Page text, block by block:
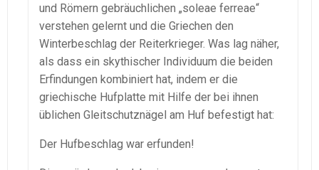
und Römern gebräuchlichen „soleae ferreae“
verstehen gelernt und die Griechen den
Winterbeschlag der Reiterkrieger. Was lag näher,
als dass ein skythischer Individuum die beiden
Erfindungen kombiniert hat, indem er die
griechische Hufplatte mit Hilfe der bei ihnen
üblichen Gleitschutznägel am Huf befestigt hat:
Der Hufbeschlag war erfunden!